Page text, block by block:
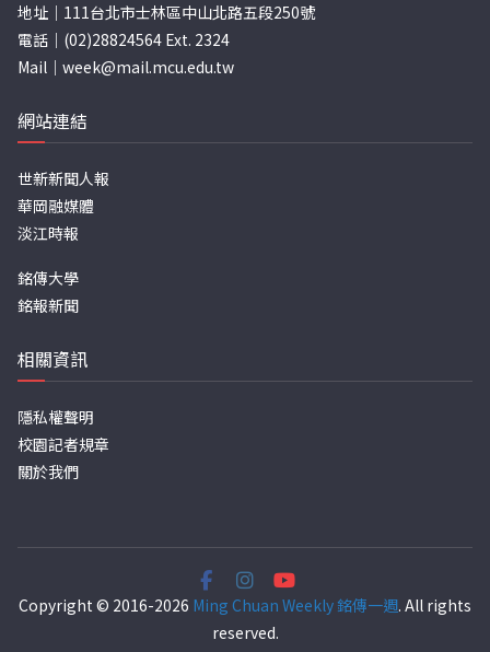
地址｜111台北市士林區中山北路五段250號
電話｜(02)28824564 Ext. 2324
Mail｜ week@mail.mcu.edu.tw
網站連結
世新新聞人報
華岡融媒體
淡江時報
銘傳大學
銘報新聞
相關資訊
隱私權聲明
校園記者規章
關於我們
Copyright © 2016-2026 Ming Chuan Weekly 銘傳一週. All rights
reserved.